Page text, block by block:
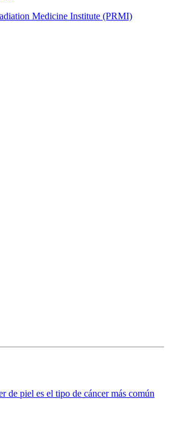
Medicine Institute (PRMI)
de piel es el tipo de cáncer más común